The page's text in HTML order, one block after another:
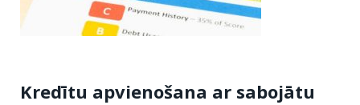
Kredītu apvienošana ar sabojātu